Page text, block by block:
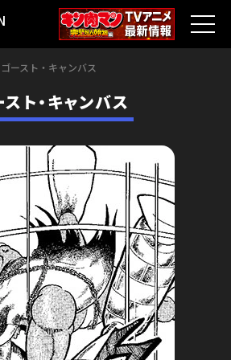
ゴースト・キャンバス
ト・キャンバス